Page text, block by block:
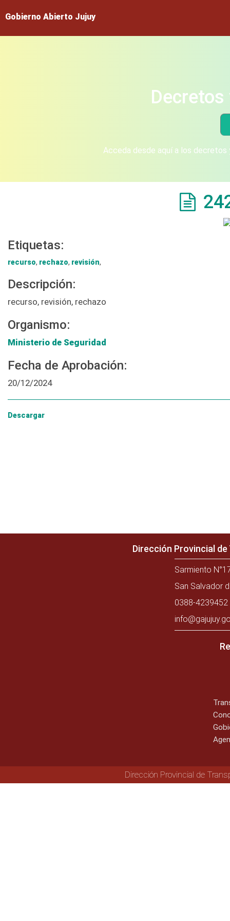
Gobierno Abierto Jujuy
Acceda desde aquí a los
Etiquetas:
recurso, rechazo, revisión,
Descripción:
recurso, revisión, rechazo
Organismo:
Ministerio de Seguridad
Fecha de Aprobación:
20/12/2024
Descargar
Dirección Provincial
Sarmiento
San Salvador
0388-
Dirección Provincial de